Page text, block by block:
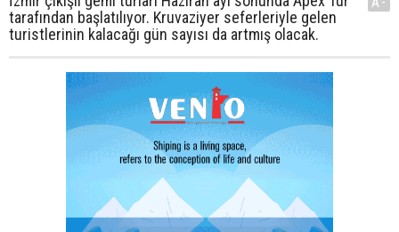
tarafından başlatılıyor. Kruvaziyer seferleriyle gelen
turistlerinin kalacağı gün sayısı da artmış olacak.